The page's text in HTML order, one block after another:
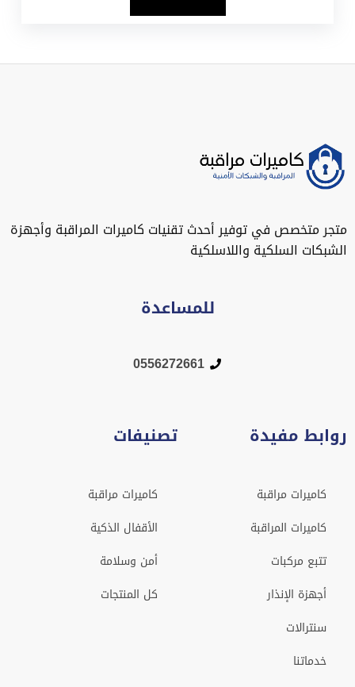
متجر متخصص في توفير أحدث تقنيات كاميرات المراقبة وأجهزة
الشبكات السلكية واللاسلكية
للمساعدة
0556272661
روابط مفيدة
كاميرات مراقبة
كاميرات المراقبة
تتبع مركبات
أجهزة الإنذار
سنترالات
خدماتنا
تصنيفات
كاميرات مراقبة
الأقفال الذكية
أمن وسلامة
كل المنتجات